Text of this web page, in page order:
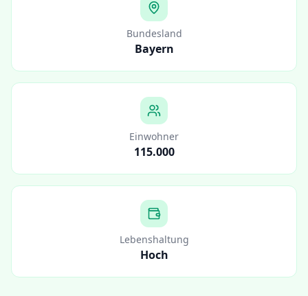
Bundesland
Bayern
Einwohner
115.000
Lebenshaltung
Hoch